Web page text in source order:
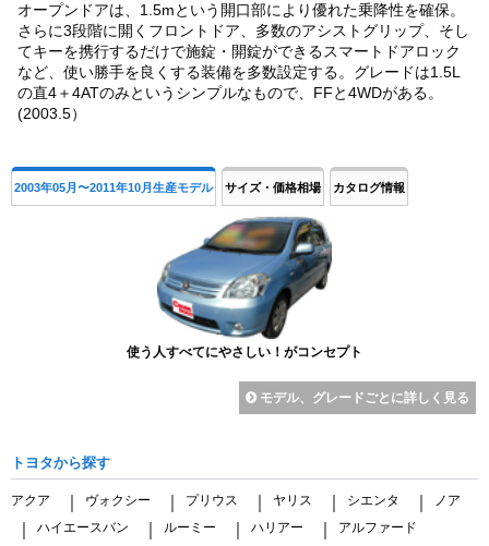
オープンドアは、1.5mという開口部により優れた乗降性を確保。
さらに3段階に開くフロントドア、多数のアシストグリップ、そし
てキーを携行するだけで施錠・開錠ができるスマートドアロック
など、使い勝手を良くする装備を多数設定する。グレードは1.5L
の直4＋4ATのみというシンプルなもので、FFと4WDがある。
(2003.5）
2003年05月〜2011年10月生産モデル サイズ・価格相場 カタログ情報
使う人すべてにやさしい！がコンセプト
モデル、グレードごとに詳しく見る
トヨタから探す
アクア ヴォクシー プリウス ヤリス シエンタ ノア
ハイエースバン ルーミー ハリアー アルファード